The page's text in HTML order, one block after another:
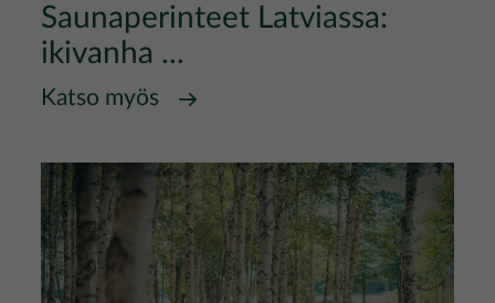
Saunaperinteet Latviassa:
ikivanha ...
Katso myös